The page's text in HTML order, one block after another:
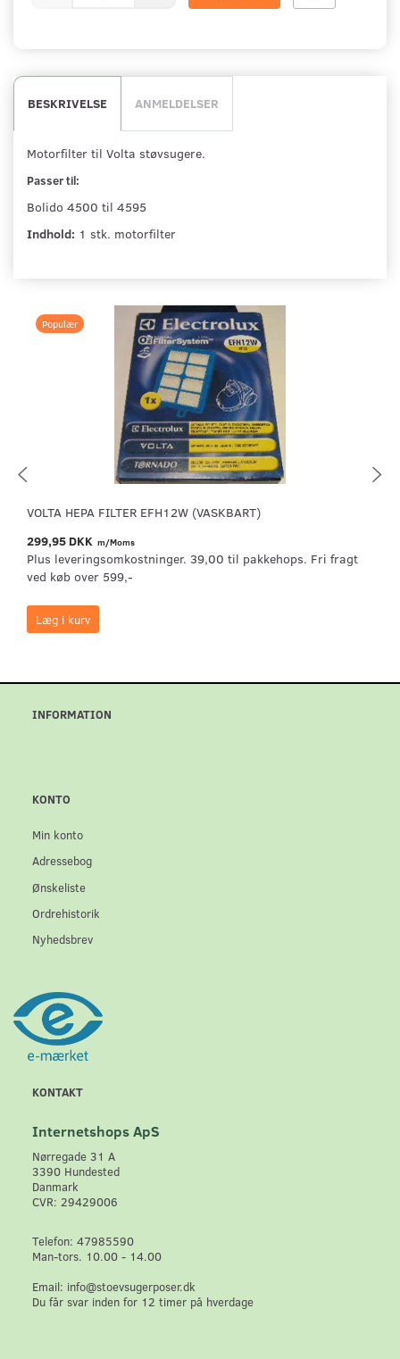
BESKRIVELSE ANMELDELSER
Motorfilter til Volta støvsugere.
Passer til:
Bolido 4500 til 4595
Indhold: 1 stk. motorfilter
Populær
VOLTA HEPA FILTER EFH12W (VASKBART)
299,95 DKK m/Moms
Plus leveringsomkostninger. 39,00 til pakkehops. Fri fragt
ved køb over 599,-
Læg i kurv
INFORMATION
KONTO
Min konto
Adressebog
Ønskeliste
Ordrehistorik
Nyhedsbrev
KONTAKT
Internetshops ApS
Nørregade 31 A
3390 Hundested
Danmark
CVR: 29429006
Telefon: 47985590
Man-tors. 10.00 - 14.00
Email: info@stoevsugerposer.dk
Du får svar inden for 12 timer på hverdage